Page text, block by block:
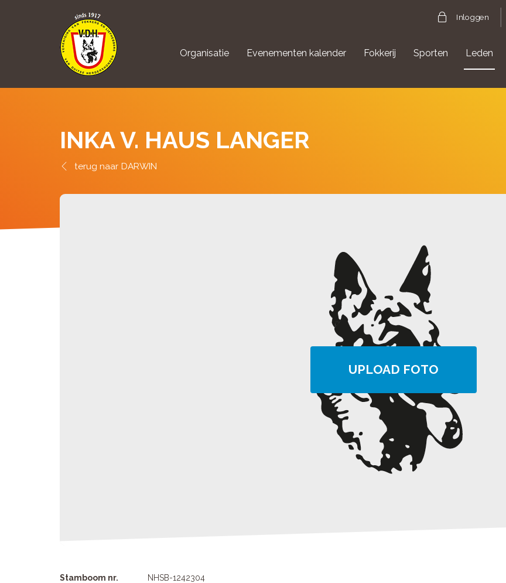
Inloggen
Organisatie Evenementen kalender Fokkerij Sporten Leden
INKA V. HAUS LANGER
DARWIN
Stamboom nr.
NHSB-1242304